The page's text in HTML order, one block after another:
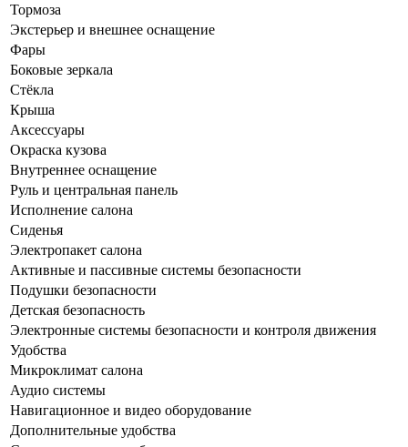
Тормоза
Экстерьер и внешнее оснащение
Фары
Боковые зеркала
Стёкла
Крыша
Аксессуары
Окраска кузова
Внутреннее оснащение
Руль и центральная панель
Исполнение салона
Сиденья
Электропакет салона
Активные и пассивные системы безопасности
Подушки безопасности
Детская безопасность
Электронные системы безопасности и контроля движения
Удобства
Микроклимат салона
Аудио системы
Навигационное и видео оборудование
Дополнительные удобства